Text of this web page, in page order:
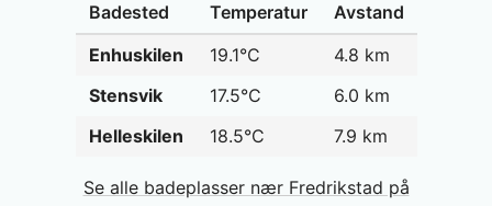
Badested Temperatur
Avstand
Enhuskilen
19.1°C
4.8 km
Stensvik
17.5°C
6.0 km
Helleskilen
18.5°C 7.9 km
Se alle badeplasser nær Fredrikstad på